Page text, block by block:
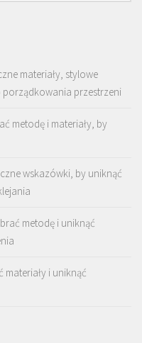
materiały, stylowe
przestrzeni
metodę i materiały, by
wskazówki, by uniknąć
metodę i uniknąć
materiały i uniknąć